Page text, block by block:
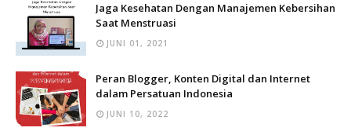
Jaga Kesehatan Dengan Manajemen Kebersihan
Saat Menstruasi
JUNI 01, 2021
Peran Blogger, Konten Digital dan Internet
dalam Persatuan Indonesia
JUNI 10, 2022